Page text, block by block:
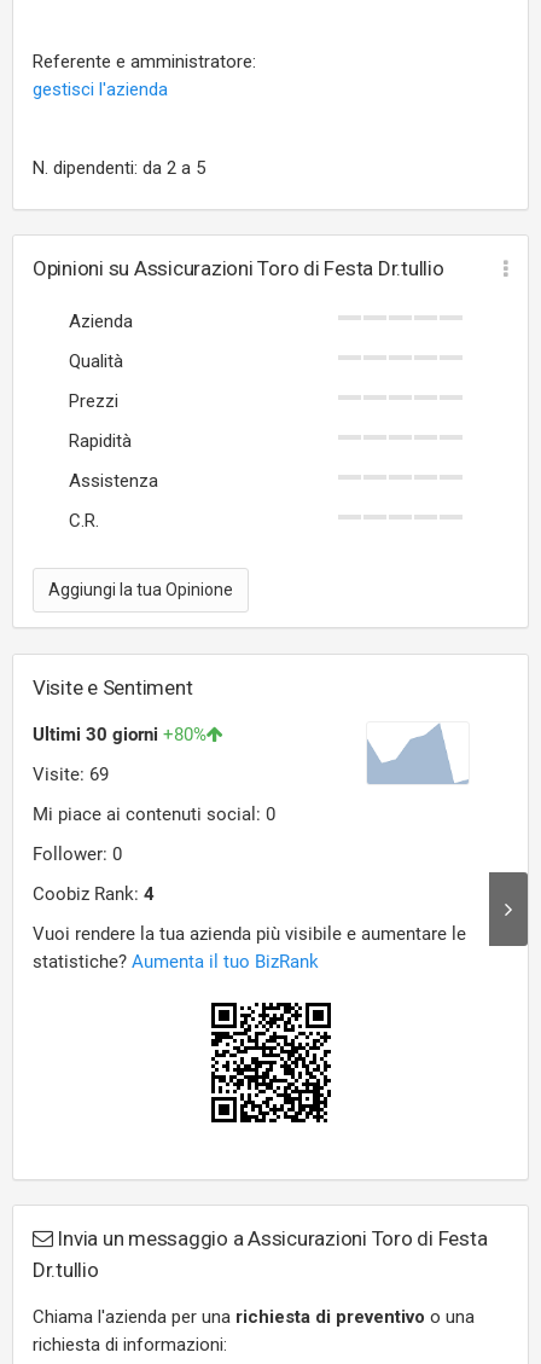
Referente e amministratore:
gestisci l'azienda
N. dipendenti: da 2 a 5
Opinioni su Assicurazioni Toro di Festa Dr.tullio
Azienda
Qualità
Prezzi
Rapidità
Assistenza
C.R.
Aggiungi la tua Opinione
Visite e Sentiment
Invia un messaggio a Assicurazioni Toro di Festa
Dr.tullio
Chiama l'azienda per una richiesta di preventivo o una
richiesta di informazioni: